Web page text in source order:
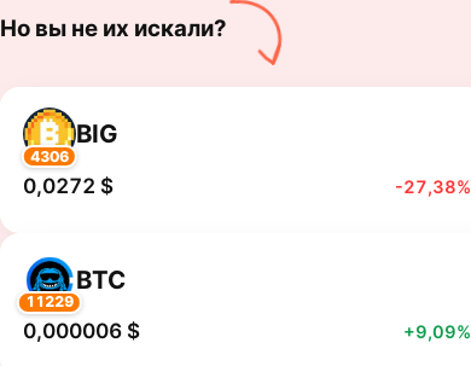
Но вы не их искали?
4306
BIG
0,0272 $ -27,38%
11229
BTC
0,000006 $ +9,09%